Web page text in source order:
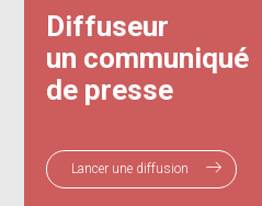
Diffuseur
un communiqué
de presse
Lancer une diffusion